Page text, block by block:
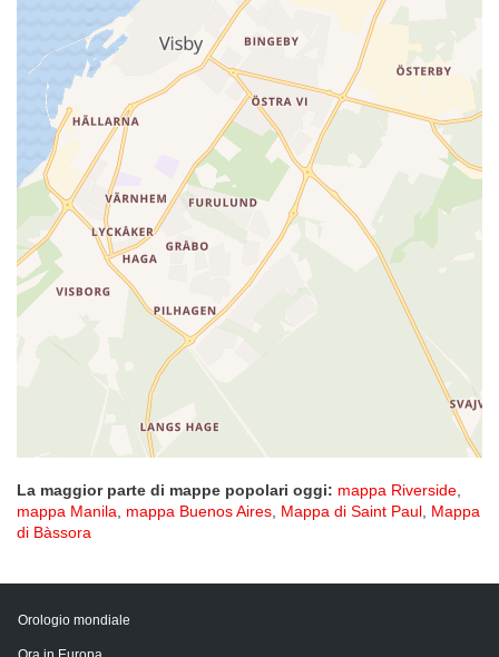
La maggior parte di mappe popolari oggi: mappa Riverside,
mappa Manila, mappa Buenos Aires, Mappa di Saint Paul, Mappa
di Bàssora
Orologio mondiale